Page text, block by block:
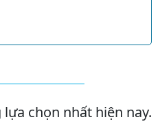
chọn nhất hiện nay.